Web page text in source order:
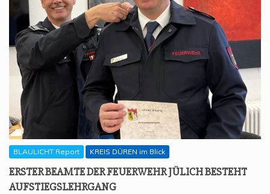
BLAULICHT Report KREIS DÜREN im Blick
ERS­TER BEAM­TE DER FEU­ER­WEHR JÜLICH BESTEHT
AUFSTIEGSLEHRGANG